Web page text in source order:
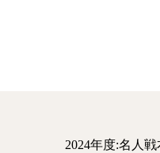
2024年度:名人